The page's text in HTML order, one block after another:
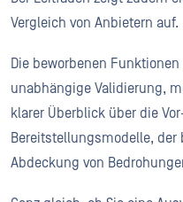
Vergleich von Anbietern auf.
Die beworbenen
unabhängige Validierung,
klarer Überblick über die
Bereitstellungsmodelle,
Abdeckung von